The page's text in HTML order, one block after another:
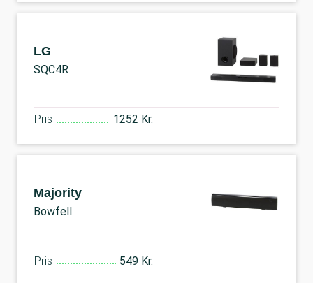
LG
SQC4R
Pris 1252 Kr.
Majority
Bowfell
Pris 549 Kr.